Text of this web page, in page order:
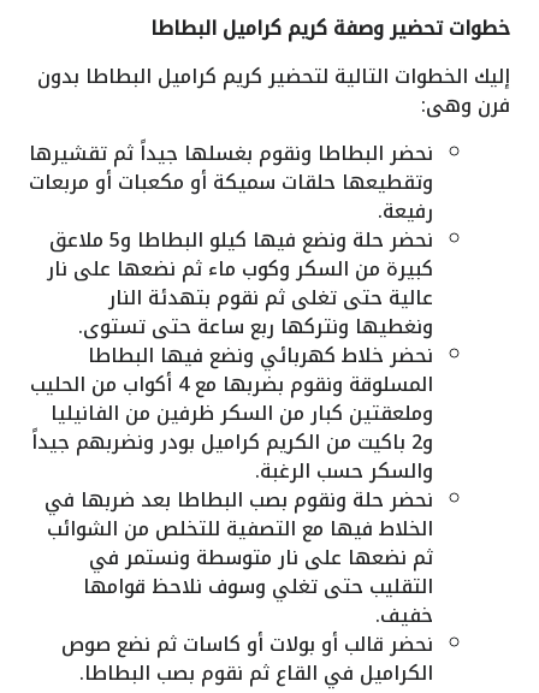
خطوات تحضير وصفة كريم كراميل البطاطا
إليك الخطوات التالية لتحضير كريم كراميل البطاطا بدون
فرن وهى:
نحضر البطاطا ونقوم بغسلها جيداً ثم تقشيرها
وتقطيعها حلقات سميكة أو مكعبات أو مربعات
رفيعة.
نحضر حلة ونضع فيها كيلو البطاطا و5 ملاعق
كبيرة من السكر وكوب ماء ثم نضعها على نار
عالية حتى تغلى ثم نقوم بتهدئة النار
ونغطيها ونتركها ربع ساعة حتى تستوى.
نحضر خلاط كهربائي ونضع فيها البطاطا
المسلوقة ونقوم بضربها مع 4 أكواب من الحليب
وملعقتين كبار من السكر ظرفين من الفانيليا
و2 باكيت من الكريم كراميل بودر ونضربهم جيداً
والسكر حسب الرغبة.
نحضر حلة ونقوم بصب البطاطا بعد ضربها في
الخلاط فيها مع التصفية للتخلص من الشوائب
ثم نضعها على نار متوسطة ونستمر في
التقليب حتى تغلي وسوف نلاحظ قوامها
خفيف.
نحضر قالب أو بولات أو كاسات ثم نضع صوص
الكراميل في القاع ثم نقوم بصب البطاطا.